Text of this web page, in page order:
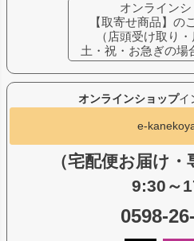
オンラインショップイ
e-
（宅配便お届け・
9:30～
0598-
オンライン
【取寄せ商品】の
（店頭受け取り・
土・祝・お急ぎの場